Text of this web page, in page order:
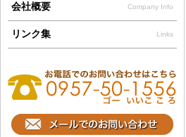
会社概要 Company Info
リンク集 Links